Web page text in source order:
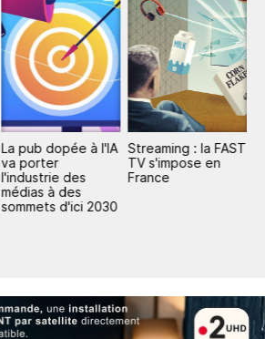
La pub dopée à l'IA
va porter
l'industrie des
médias à des
sommets d'ici 2030
Streaming : la FAST
TV s'impose en
France